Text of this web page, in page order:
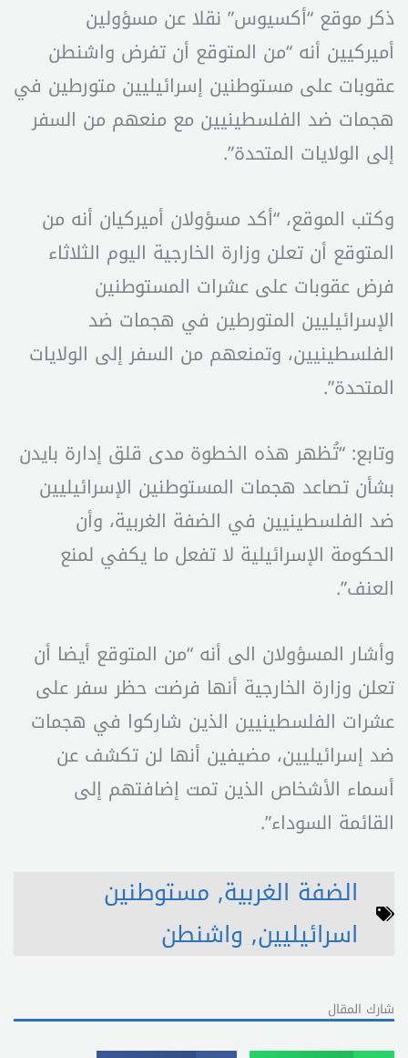
ذكر موقع “أكسيوس” نقلا عن مسؤولين
أميركيين أنه “من المتوقع أن تفرض واشنطن
عقوبات على مستوطنين إسرائيليين متورطين في
هجمات ضد الفلسطينيين مع منعهم من السفر
إلى الولايات المتحدة”.
وكتب الموقع، “أكد مسؤولان أميركيان أنه من
المتوقع أن تعلن وزارة الخارجية اليوم الثلاثاء
فرض عقوبات على عشرات المستوطنين
الإسرائيليين المتورطين في هجمات ضد
الفلسطينيين، وتمنعهم من السفر إلى الولايات
المتحدة”.
وتابع: “تُظهر هذه الخطوة مدى قلق إدارة بايدن
بشأن تصاعد هجمات المستوطنين الإسرائيليين
ضد الفلسطينيين في الضفة الغربية، وأن
الحكومة الإسرائيلية لا تفعل ما يكفي لمنع
العنف”.
وأشار المسؤولان الى أنه “من المتوقع أيضا أن
تعلن وزارة الخارجية أنها فرضت حظر سفر على
عشرات الفلسطينيين الذين شاركوا في هجمات
ضد إسرائيليين، مضيفين أنها لن تكشف عن
أسماء الأشخاص الذين تمت إضافتهم إلى
القائمة السوداء”.
الضفة الغربية, مستوطنين
اسرائيليين, واشنطن
شارك المقال